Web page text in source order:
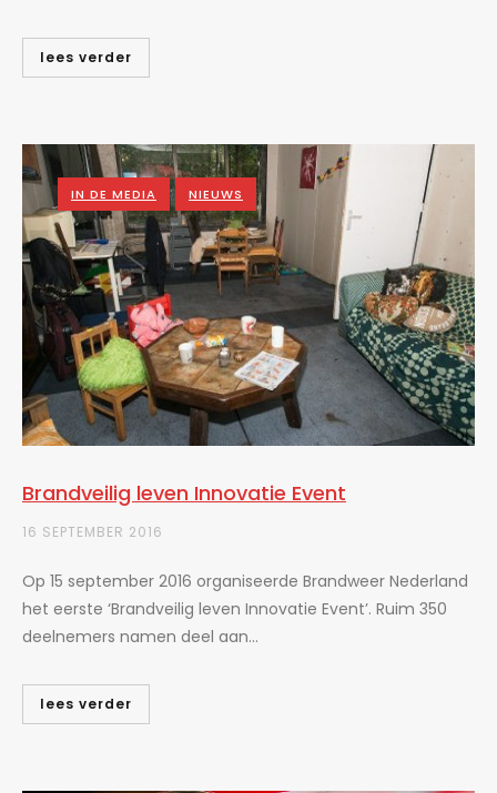
lees verder
IN DE MEDIA NIEUWS
Brandveilig leven Innovatie Event
16 SEPTEMBER 2016
Op 15 september 2016 organiseerde Brandweer Nederland
het eerste ‘Brandveilig leven Innovatie Event’. Ruim 350
deelnemers namen deel aan...
lees verder